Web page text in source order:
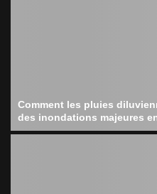
Comment les pluies
des inondations majeures